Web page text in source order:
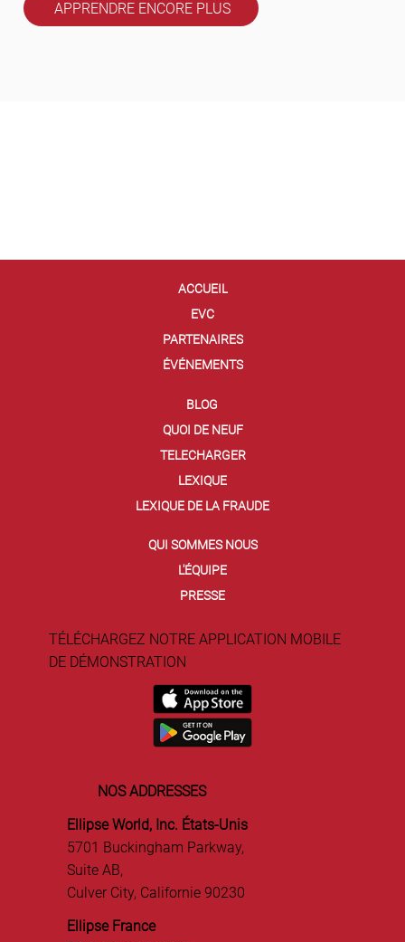
APPRENDRE ENCORE PLUS
ACCUEIL
EVC
PARTENAIRES
ÉVÉNEMENTS
BLOG
QUOI DE NEUF
TELECHARGER
LEXIQUE
LEXIQUE DE LA FRAUDE
QUI SOMMES NOUS
L'ÉQUIPE
PRESSE
TÉLÉCHARGEZ NOTRE APPLICATION MOBILE
DE DÉMONSTRATION
NOS ADDRESSES
Ellipse World, Inc. États-Unis
5701 Buckingham Parkway,
Suite AB,
Culver City, Californie 90230
Ellipse France